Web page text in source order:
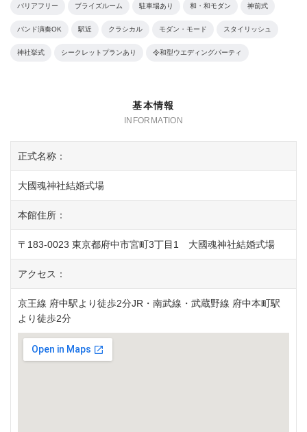
バリアフリー ブライズルーム 駐車場あり 和・和モダン 神前式
バンド演奏OK 駅近 クラシカル モダン・モード スタイリッシュ
神社挙式 シークレットプランあり 令和型ウエディングパーティ
基本情報
正式名称：
大國魂神社結婚式場
本館住所：
〒183-0023 東京都府中市宮町3丁目1 大國魂神社結婚式場
アクセス：
京王線 府中駅より徒歩2分JR・南武線・武蔵野線 府中本町駅
より徒歩2分